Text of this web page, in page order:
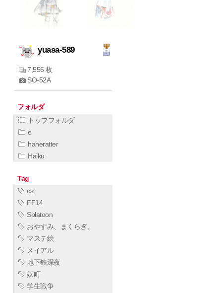
yuasa-589
7,556 枚
SO-52A
フォルダ
トップフォルダ
e
haheratter
Haiku
Tag
cs
FF14
Splatoon
おやすみ、まくらぎ。
マステ絵
メイアル
地下鉄深夜
妖町
学生戦争